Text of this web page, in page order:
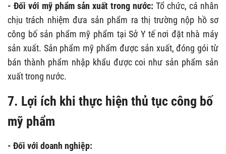
- Đối với mỹ phẩm sản xuất trong nước: Tổ chức, cá nhân
chịu trách nhiệm đưa sản phẩm ra thị trường nộp hồ sơ
công bố sản phẩm mỹ phẩm tại Sở Y tế nơi đặt nhà máy
sản xuất. Sản phẩm mỹ phẩm được sản xuất, đóng gói từ
bán thành phẩm nhập khẩu được coi như sản phẩm sản
xuất trong nước.
7. Lợi ích khi thực hiện thủ tục công bố
mỹ phẩm
- Đối với doanh nghiệp: